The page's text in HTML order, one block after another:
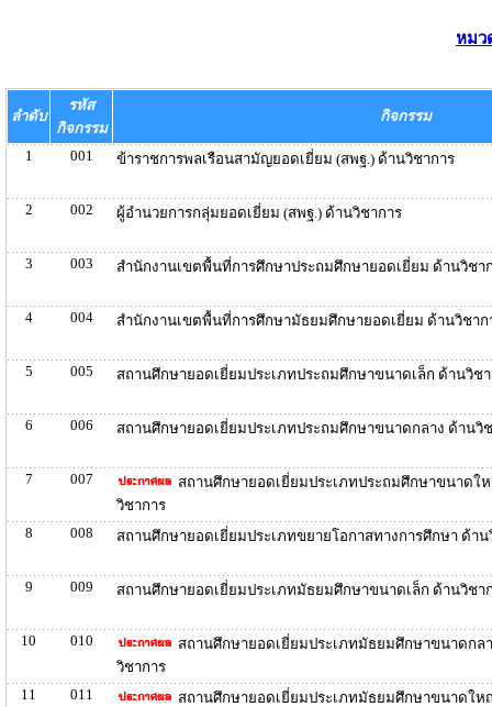
หมว
ลำดับ
รหัส
กิจกรรม
กิจกรรม
1 001 ข้าราชการพลเรือนสามัญยอดเยี่ยม (สพฐ.) ด้านวิชาการ
2 002 ผู้อำนวยการกลุ่มยอดเยี่ยม (สพฐ.) ด้านวิชาการ
3 003 สำนักงานเขตพื้นที่การศึกษาประถมศึกษายอดเยี่ยม ด้านวิชา
4 004 สำนักงานเขตพื้นที่การศึกษามัธยมศึกษายอดเยี่ยม ด้านวิชาก
5 005 สถานศึกษายอดเยี่ยมประเภทประถมศึกษาขนาดเล็ก ด้านวิช
6 006 สถานศึกษายอดเยี่ยมประเภทประถมศึกษาขนาดกลาง ด้านวิ
7 007
สถานศึกษายอดเยี่ยมประเภทประถมศึกษาขนาดใ
วิชาการ
8
008 สถานศึกษายอดเยี่ยมประเภทขยายโอกาสทางการศึกษา ด้าน
9 009 สถานศึกษายอดเยี่ยมประเภทมัธยมศึกษาขนาดเล็ก ด้านวิชา
10 010
สถานศึกษายอดเยี่ยมประเภทมัธยมศึกษาขนาดกล
วิชาการ
11
011
สถานศึกษายอดเยี่ยมประเภทมัธยมศึกษาขนาดให